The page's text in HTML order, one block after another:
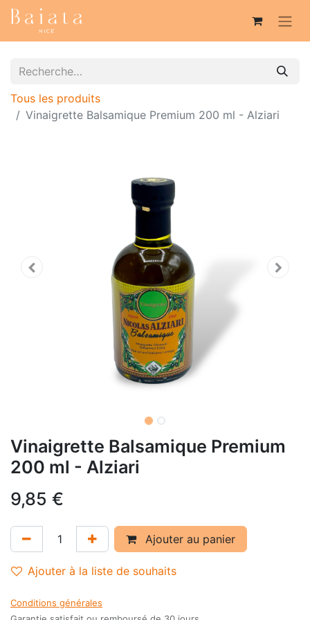
Tous les produits
Vinaigrette Balsamique Premium 200 ml - Alziari
Vinaigrette Balsamique Premium
200 ml - Alziari
9,85 €
Ajouter au panier
Ajouter à la liste de souhaits
Conditions générales